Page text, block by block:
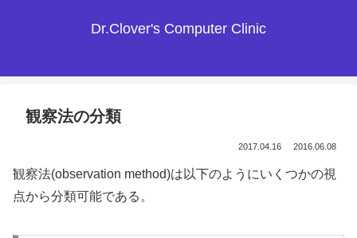
Dr.Clover's Computer Clinic
観察法の分類
2017.04.16 2016.06.08
観察法(observation method)は以下のようにいくつかの視
点から分類可能である。